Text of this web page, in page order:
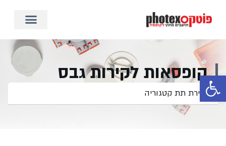
פתח סרגל נגישות
קופסאות לקירות גבס